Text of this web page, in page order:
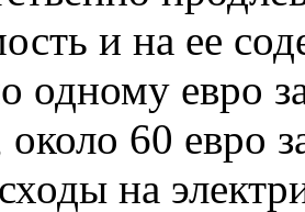
и на ее
одному евро
около 60 евро
на